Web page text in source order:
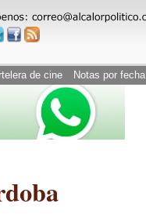
de cine Notas por fecha